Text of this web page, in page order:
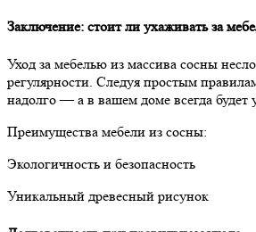
Заключение: стоит ли ухаживать за
Уход за мебелью из массива сосны
регулярности. Следуя простым
надолго — а в вашем доме всегда будет
Преимущества мебели из сосны:
Экологичность и безопасность
Уникальный древесный рисунок